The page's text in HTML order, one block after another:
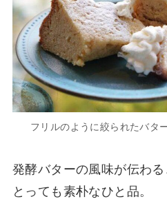
フリルのように絞られたバタ
発酵バターの風味が伝わ
とっても素朴なひと品。